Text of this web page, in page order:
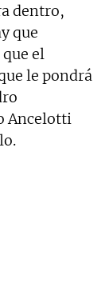
dentro,
que
el
le pondrá
Ancelotti